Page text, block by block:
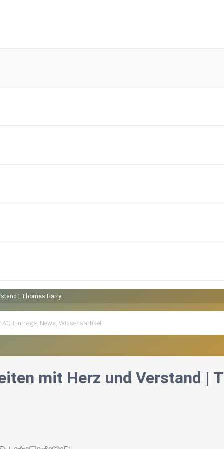
| Thomas Härry
mit Herz und Verstand |